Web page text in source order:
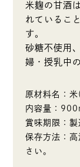
米麹の甘酒
れているこ
す。
砂糖不使用
婦・授乳中
原材料名：
内容量：
賞味期限：製
保存方法：
さい。